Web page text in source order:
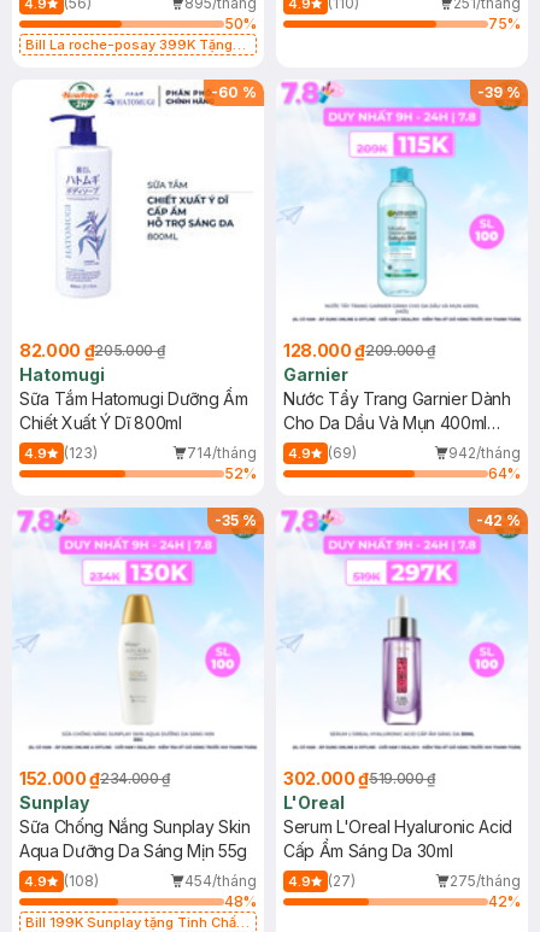
4.9
50%
Bill La roche-posay 399K Tặng
(SL có hạn)
4.9
75%
-60 %
82.000 ₫205.000 ₫
Hatomugi
Sữa Tắm Hatomugi Dưỡng Ẩm
Chiết Xuất Ý Dĩ 800ml
4.9 (123)
714/tháng
52%
-39%
128.000 ₫209.000 ₫
Garnier
Nước Tẩy Trang Garnier Dành
Cho Da Dầu Và Mụn 400ml
(Mới)
4.9 (69)
942/tháng
64%
-35%
152.000 ₫234.000 ₫
Sunplay
Sữa Chống Nắng Sunplay Skin
Aqua Dưỡng Da Sáng Mịn 55g
4.9 (108)
454/tháng
48%
Bill 199K Sunplay tặng Tinh Chất
-42%
302.000 ₫519.000 ₫
L'Oreal
Serum L'Oreal Hyaluronic Acid
Cấp Ẩm Sáng Da 30ml
4.9 (27)
275/tháng
42%